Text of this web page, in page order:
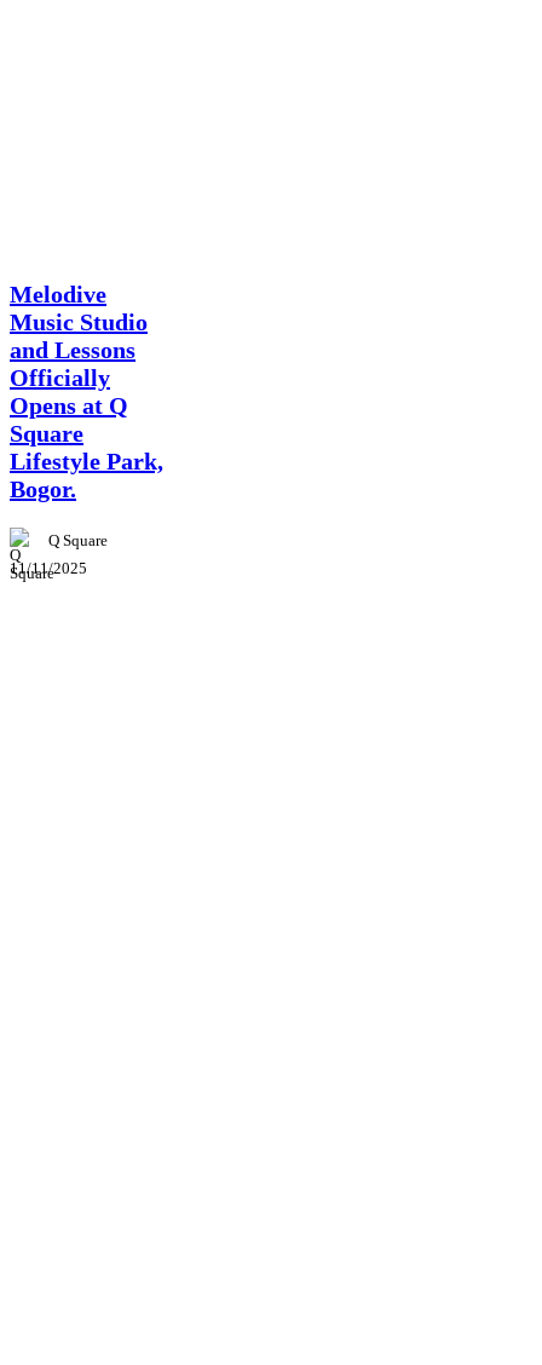
Melodive
Music Studio
and Lessons
Officially
Opens at Q
Square
Lifestyle Park,
Bogor.
Q Square
11/11/2025